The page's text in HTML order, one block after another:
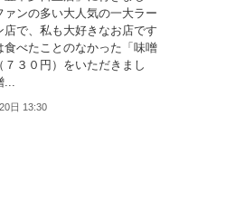
ァンの多い大人気の一大ラー
店で、私も大好きなお店です
食べたことのなかった「味噌
７３０円）をいただきまし
日 13:30